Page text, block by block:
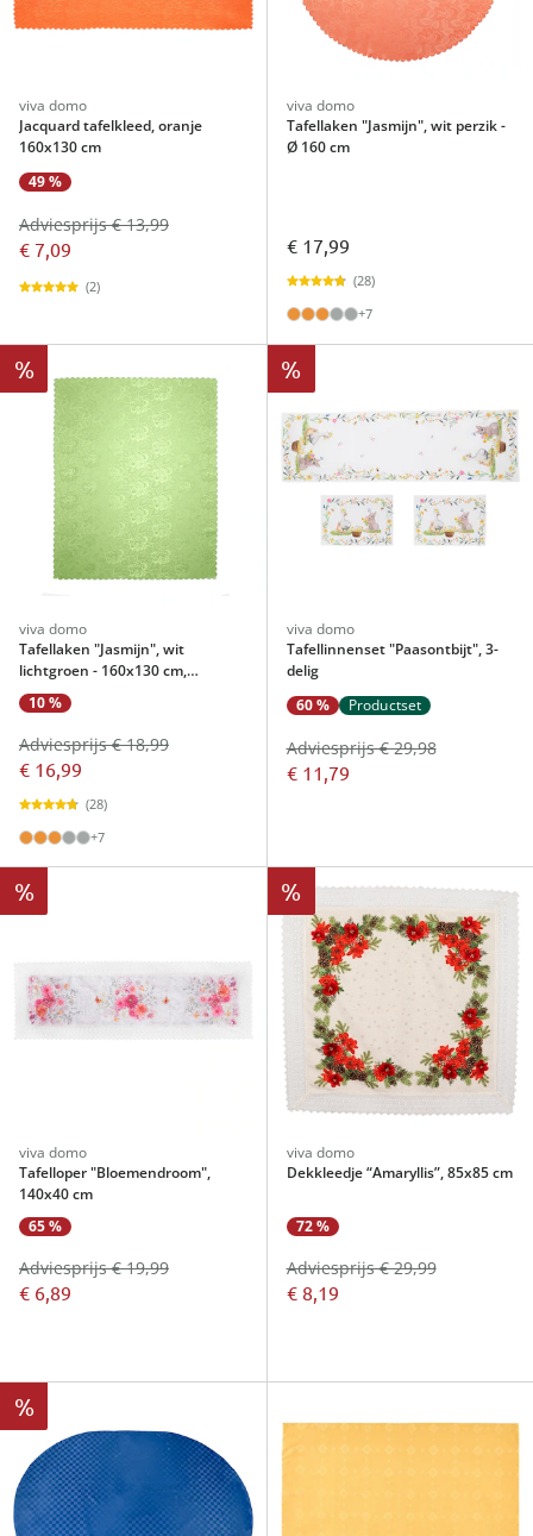
viva domo
Jacquard tafelkleed, oranje
160x130 cm
49 %
€ 7,09
Adviesprijs € 13,99
(2)
viva domo
Tafellaken "Jasmijn", wit perzik -
Ø 160 cm
€ 17,99
(28)
+7
%
viva domo
Tafellaken "Jasmijn", wit
lichtgroen - 160x130 cm,
rechthoekig
10 %
€ 16,99
Adviesprijs € 18,99
(28)
+7
%
viva domo
Tafellinnenset "Paasontbijt", 3-
delig
60 %
Productset
€ 11,79
Adviesprijs € 29,98
%
viva domo
Tafelloper "Bloemendroom",
140x40 cm
65 %
€ 6,89
Adviesprijs € 19,99
%
viva domo
Dekkleedje “Amaryllis”, 85x85 cm
72 %
€ 8,19
Adviesprijs € 29,99
%